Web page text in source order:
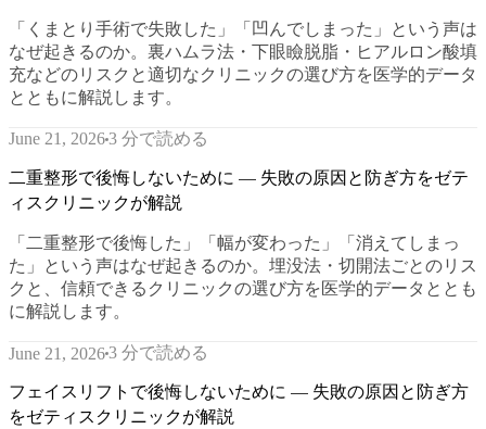
「くまとり手術で失敗した」「凹んでしまった」という声は
なぜ起きるのか。裏ハムラ法・下眼瞼脱脂・ヒアルロン酸填
充などのリスクと適切なクリニックの選び方を医学的データ
とともに解説します。
June 21, 20263 分で読める
二重整形で後悔しないために — 失敗の原因と防ぎ方をゼテ
ィスクリニックが解説
「二重整形で後悔した」「幅が変わった」「消えてしまっ
た」という声はなぜ起きるのか。埋没法・切開法ごとのリス
クと、信頼できるクリニックの選び方を医学的データととも
に解説します。
June 21, 20263 分で読める
フェイスリフトで後悔しないために — 失敗の原因と防ぎ方
をゼティスクリニックが解説